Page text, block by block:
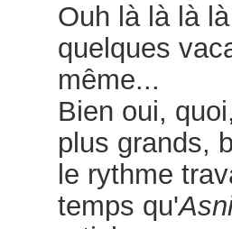
Ouh là là là
quelques
même...
Bien oui,
plus grands,
le rythme
temps qu'